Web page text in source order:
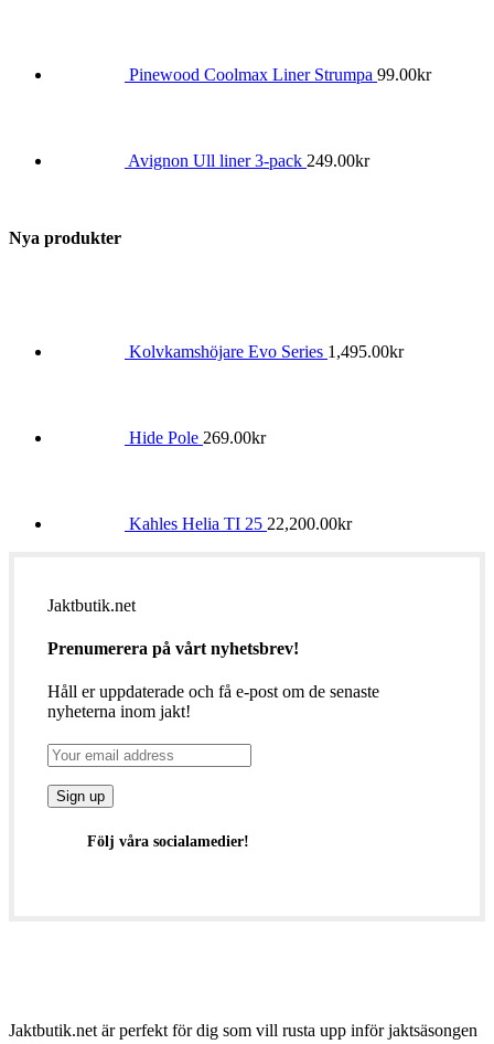
Pinewood Coolmax Liner Strumpa 99.00kr
Avignon Ull liner 3-pack 249.00kr
Nya produkter
Kolvkamshöjare Evo Series 1,495.00kr
Hide Pole 269.00kr
Kahles Helia TI 25 22,200.00kr
Jaktbutik.net
Prenumerera på vårt nyhetsbrev!
Håll er uppdaterade och få e-post om de senaste
nyheterna inom jakt!
Följ våra socialamedier!
Jaktbutik.net är perfekt för dig som vill rusta upp inför jaktsäsongen